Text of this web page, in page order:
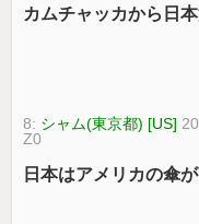
カムチャッカから日
8: シャム(東京都) [US]
Z0
日本はアメリカの傘